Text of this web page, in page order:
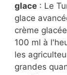
glace : Le
glace
crème
100 ml à
les
grandes